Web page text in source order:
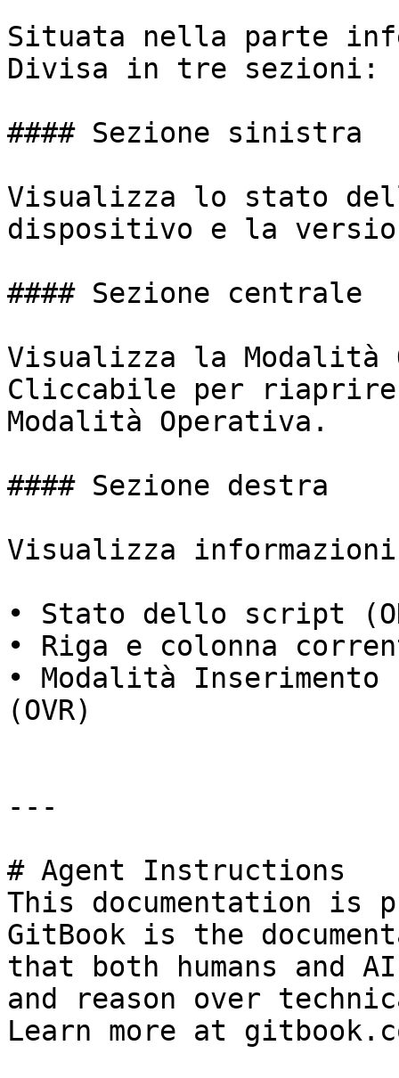
Situata nella parte
Divisa in tre sezioni:
#### Sezione sinistra
Visualizza lo stato
dispositivo e la
#### Sezione centrale
Visualizza la
Cliccabile per
Modalità Operativa.
#### Sezione destra
Visualizza
• Stato dello script
• Riga e colonna
• Modalità
(OVR)
---
# Agent Instructions
This documentation is
GitBook is the
that both humans and
and reason over
Learn more at